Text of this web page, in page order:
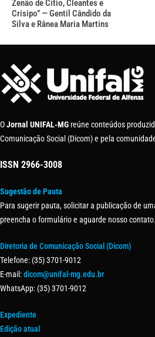
Zenão de Cítio, Cleantes e
Crisipo” — Gentil Cândido da
Silva e Rânea Maria Martins
OJornal UNIFAL-MG reúne conteúdos
Comunicação Social (Dicom) e pela
ISSN 2966-3008
Sugestão de Pauta
Para sugerir pauta, solicitar a publicação de
preencha o formulário e aguarde nosso contato.
Diretoria de Comunicação Social (Dicom)
Telefone: (35) 3701-9012
E-mail:dicom@unifal-mg.edu.br
WhatsApp: (35) 3701-9012
Expediente
Edição atual